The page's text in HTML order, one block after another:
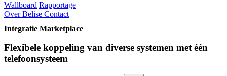
Wallboard Rapportage
Over Belise Contact
Integratie Marketplace
Flexibele koppeling van diverse systemen met één
telefoonsysteem